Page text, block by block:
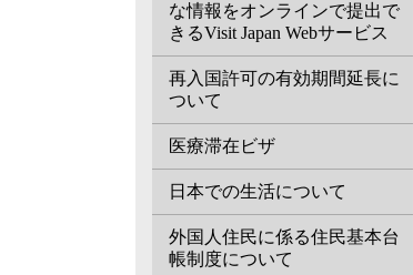
な情報をオンラインで提出で
きるVisit Japan Webサービス
再入国許可の有効期間延長に
ついて
医療滞在ビザ
日本での生活について
外国人住民に係る住民基本台
帳制度について